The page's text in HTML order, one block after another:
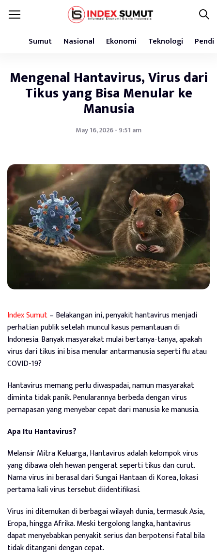
Sumut Nasional Ekonomi Teknologi
Mengenal Hantavirus, Virus dari
Tikus yang Bisa Menular ke
Manusia
May 16, 2026 - 9:51 am
Index Sumut– Belakangan ini, penyakit hantavirus menjadi
perhatian publik setelah muncul kasus pemantauan di
Indonesia. Banyak masyarakat mulai bertanya-tanya, apakah
virus dari tikus ini bisa menular antarmanusia seperti flu atau
COVID-19?
Hantavirus memang perlu diwaspadai, namun masyarakat
diminta tidak panik. Penularannya berbeda dengan virus
pernapasan yang menyebar cepat dari manusia ke manusia.
Apa Itu Hantavirus?
Melansir Mitra Keluarga, Hantavirus adalah kelompok virus
yang dibawa oleh hewan pengerat seperti tikus dan curut.
Nama virus ini berasal dari Sungai Hantaan di Korea, lokasi
pertama kali virus tersebut diidentifikasi.
Virus ini ditemukan di berbagai wilayah dunia, termasuk Asia,
Eropa, hingga Afrika. Meski tergolong langka, hantavirus
dapat menyebabkan penyakit serius dan berpotensi fatal bila
tidak ditangani dengan cepat.